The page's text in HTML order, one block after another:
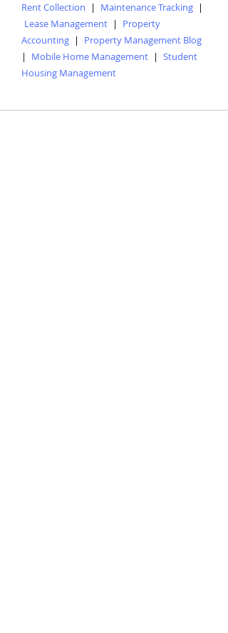
Rent Collection
| Maintenance Tracking |
Lease Management |
Property
Accounting |
Property Management Blog
|
Mobile Home Management | Student
Housing Management